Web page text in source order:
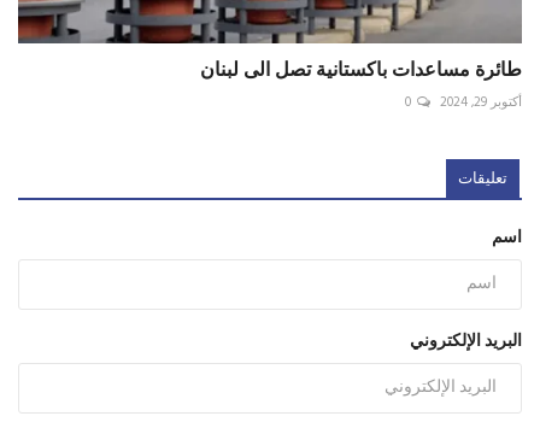
طائرة مساعدات باكستانية تصل الى لبنان
أكتوبر 29, 2024 0
تعليقات
اسم
البريد الإلكتروني